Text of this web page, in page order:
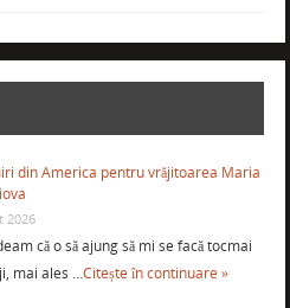
din America pentru vrăjitoarea Maria
2026
că o să ajung să mi se facă tocmai
mai ales …Citește în continuare »